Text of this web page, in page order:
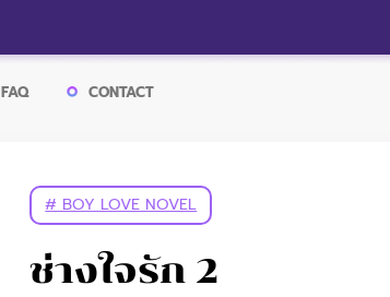
FAQ CONTACT
# BOY LOVE NOVEL
ช่างใจรัก 2